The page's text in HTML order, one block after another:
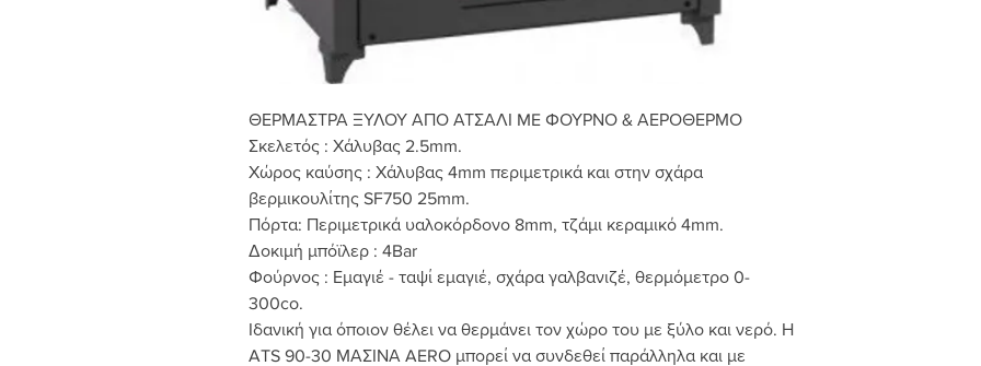
ΘΕΡΜΑΣΤΡΑ ΞΥΛΟΥ ΑΠΟ ΑΤΣΑΛΙ ME ΦΟΥΡΝΟ & ΑΕΡΟΘΕΡΜΟ
Σκελετός : Χάλυβας 2.5mm.
Χώρος καύσης : Χάλυβας 4mm περιμετρικά και στην σχάρα
βερμικουλίτης SF750 25mm.
Πόρτα: Περιμετρικά υαλοκόρδονο 8mm, τζάμι κεραμικό 4mm.
Δοκιμή μπόϊλερ : 4Bar
Φούρνος : Εμαγιέ - ταψί εμαγιέ, σχάρα γαλβανιζέ, θερμόμετρο 0-
300co.
Ιδανική για όποιον θέλει να θερμάνει τον χώρο του με ξύλο και νερό. Η
ATS 90-30 ΜΑΣΙΝΑ AERO μπορεί να συνδεθεί παράλληλα και με